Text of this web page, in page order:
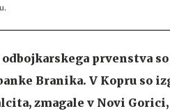
prvenstva
Branika. V Kopru so
zmagale v Novi